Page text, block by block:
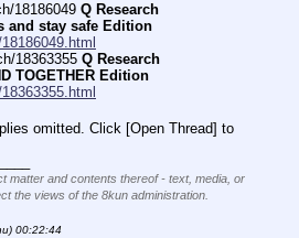
18186049 Q Research
and stay safe Edition
18363355 Q Research
TOGETHER Edition
omitted. Click [Open Thread] to
matter and contents thereof - text, media, or
the views of the 8kun administration.
00:22:44